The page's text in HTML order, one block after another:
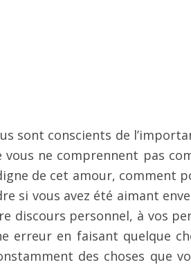
sont conscients de
ne comprennent pas
de cet amour, comment
si vous avez été aimant
personnel, à vos
erreur en faisant quelque
des choses que